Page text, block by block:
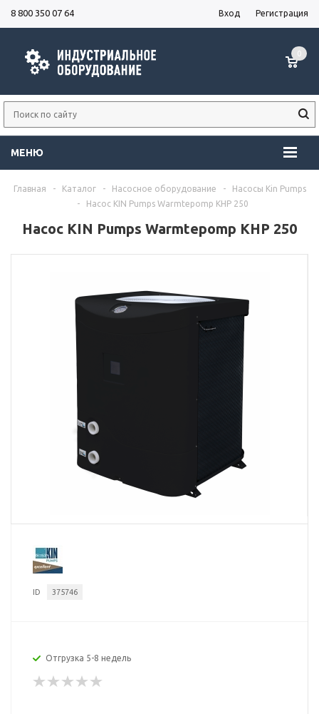
8 800 350 07 64 Вход Регистрация
МЕНЮ
0
Главная - Каталог - Насосное оборудование -
Насосы Kin Pumps
-
Насос KIN Pumps Warmtepomp KHP 250
Насос KIN Pumps Warmtepomp KHP 250
ID 375746
Отгрузка 5-8 недель